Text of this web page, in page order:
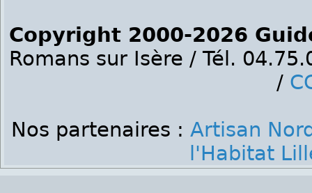
Copyright 2000-2026
Romans sur Isère / Tél.
/
Nos partenaires : Artisan
l'Habitat